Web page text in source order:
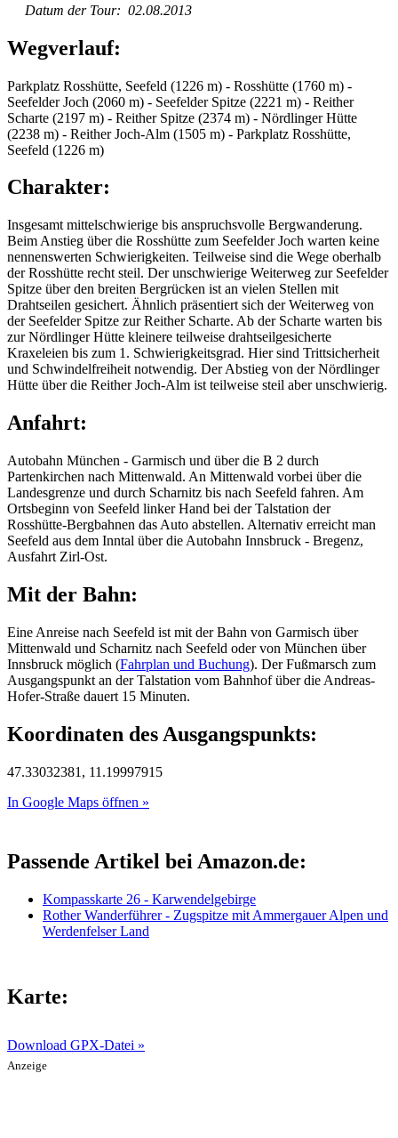
Datum der Tour: 02.08.2013
Wegverlauf:
Parkplatz Rosshütte, Seefeld (1226 m) - Rosshütte (1760 m) -
Seefelder Joch (2060 m) - Seefelder Spitze (2221 m) - Reither
Scharte (2197 m) - Reither Spitze (2374 m) - Nördlinger Hütte
(2238 m) - Reither Joch-Alm (1505 m) - Parkplatz Rosshütte,
Seefeld (1226 m)
Charakter:
Insgesamt mittelschwierige bis anspruchsvolle Bergwanderung.
Beim Anstieg über die Rosshütte zum Seefelder Joch warten keine
nennenswerten Schwierigkeiten. Teilweise sind die Wege oberhalb
der Rosshütte recht steil. Der unschwierige Weiterweg zur Seefelder
Spitze über den breiten Bergrücken ist an vielen Stellen mit
Drahtseilen gesichert. Ähnlich präsentiert sich der Weiterweg von
der Seefelder Spitze zur Reither Scharte. Ab der Scharte warten bis
zur Nördlinger Hütte kleinere teilweise drahtseilgesicherte
Kraxeleien bis zum 1. Schwierigkeitsgrad. Hier sind Trittsicherheit
und Schwindelfreiheit notwendig. Der Abstieg von der Nördlinger
Hütte über die Reither Joch-Alm ist teilweise steil aber unschwierig.
Anfahrt:
Autobahn München - Garmisch und über die B 2 durch
Partenkirchen nach Mittenwald. An Mittenwald vorbei über die
Landesgrenze und durch Scharnitz bis nach Seefeld fahren. Am
Ortsbeginn von Seefeld linker Hand bei der Talstation der
Rosshütte-Bergbahnen das Auto abstellen. Alternativ erreicht man
Seefeld aus dem Inntal über die Autobahn Innsbruck - Bregenz,
Ausfahrt Zirl-Ost.
Mit der Bahn:
Eine Anreise nach Seefeld ist mit der Bahn von Garmisch über
Mittenwald und Scharnitz nach Seefeld oder von München über
Innsbruck möglich (Fahrplan und Buchung). Der Fußmarsch zum
Ausgangspunkt an der Talstation vom Bahnhof über die Andreas-
Hofer-Straße dauert 15 Minuten.
Koordinaten des Ausgangspunkts:
47.33032381, 11.19997915
In Google Maps öffnen »
Passende Artikel bei Amazon.de:
Kompasskarte 26 - Karwendelgebirge
Rother Wanderführer - Zugspitze mit Ammergauer Alpen und
Werdenfelser Land
Karte:
Download GPX-Datei »
Anzeige